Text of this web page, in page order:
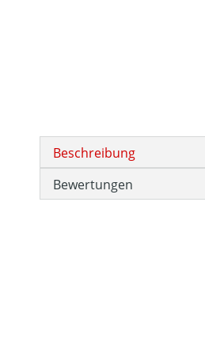
Beschreibung
Bewertungen